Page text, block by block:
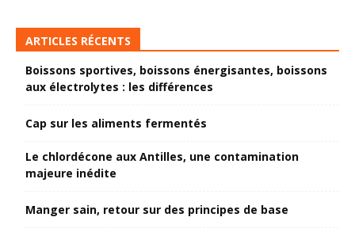
ARTICLES RÉCENTS
Boissons sportives, boissons énergisantes, boissons
aux électrolytes : les différences
Cap sur les aliments fermentés
Le chlordécone aux Antilles, une contamination
majeure inédite
Manger sain, retour sur des principes de base